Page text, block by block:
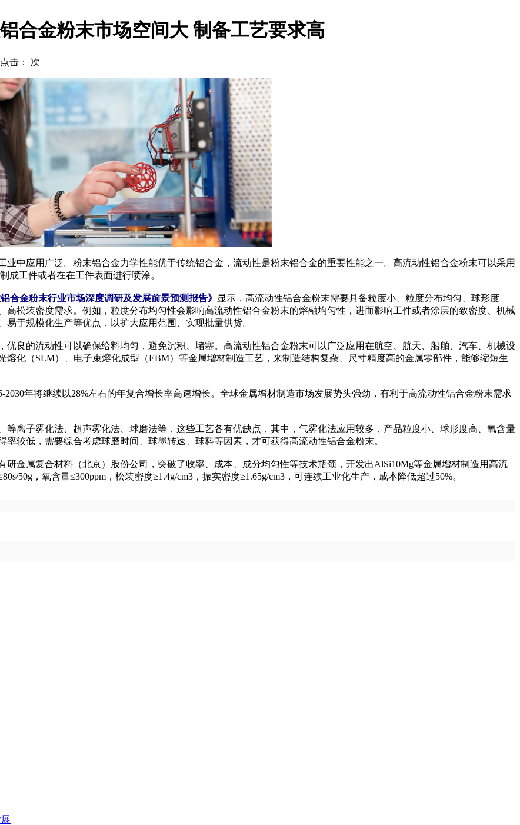
合金粉末市场空间大 制备工艺要求高
击： 次
应用广泛。粉末铝合金力学性能优于传统铝合金，流动性是粉末铝合金的重要性能之一。高流动性铝合金粉末可以采用
成工件或者在在工件表面进行喷涂。
铝合金粉末行业市场深度调研及发展前景预测报告》 显示，高流动性铝合金粉末需要具备粒度小、粒度分布均匀、球形度
松装密度需求。例如，粒度分布均匀性会影响高流动性铝合金粉末的熔融均匀性，进而影响工件或者涂层的致密度、机械
于规模化生产等优点，以扩大应用范围、实现批量供货。
的流动性可以确保给料均匀，避免沉积、堵塞。高流动性铝合金粉末可以广泛应用在航空、航天、船舶、汽车、机械设
化（SLM）、电子束熔化成型（EBM）等金属增材制造工艺，来制造结构复杂、尺寸精度高的金属零部件，能够缩短生
年将继续以28%左右的年复合增长率高速增长。全球金属增材制造市场发展势头强劲，有利于高流动性铝合金粉末需求
子雾化法、超声雾化法、球磨法等，这些工艺各有优缺点，其中，气雾化法应用较多，产品粒度小、球形度高、氧含量
较低，需要综合考虑球磨时间、球墨转速、球料等因素，才可获得高流动性铝合金粉末。
研金属复合材料（北京）股份公司，突破了收率、成本、成分均匀性等技术瓶颈，开发出AlSi10Mg等金属增材制造用高流
50g，氧含量≤300ppm，松装密度≥1.4g/cm3，振实密度≥1.65g/cm3，可连续工业化生产，成本降低超过50%。